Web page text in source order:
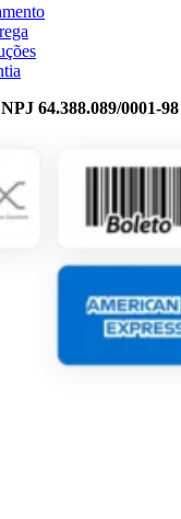
64.388.089/0001-98